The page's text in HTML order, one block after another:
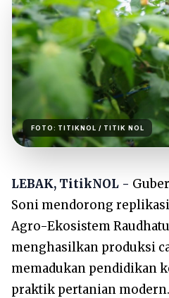
FOTO: TITIKNOL / TITIK NOL
LEBAK, TitikNOL -
Soni mendorong
Agro-Ekosistem
menghasilkan produksi
memadukan pendidikan
praktik pertanian modern.